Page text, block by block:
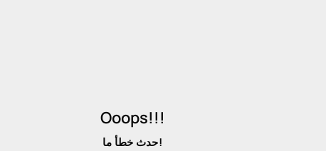
Ooops!!!
حدث خطأ ما!